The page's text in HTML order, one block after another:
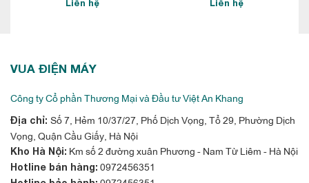
Liên hệ Liên hệ
VUA ĐIỆN MÁY
Công ty Cổ phần Thương Mại và Đầu tư Việt An Khang
Địa chỉ: Số 7, Hẻm 10/37/27, Phố Dịch Vọng, Tổ 29, Phường Dịch
Vọng, Quận Cầu Giấy, Hà Nội
Kho Hà Nội: Km số 2 đường xuân Phương - Nam Từ Liêm - Hà Nội
Hotline bán hàng: 0972456351